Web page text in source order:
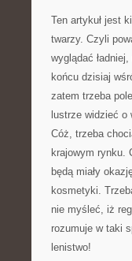
Ten artykuł jest
twarzy. Czyli
wyglądać
końcu dzisiaj
zatem trzeba
lustrze widzieć o
Cóż, trzeba
krajowym rynku.
będą miały
kosmetyki.
nie myśleć, iż
rozumuje w taki
lenistwo!